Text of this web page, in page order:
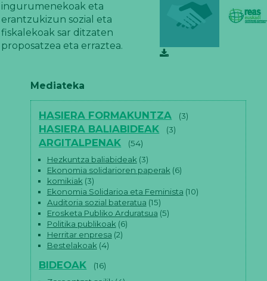
ingurumenekoak eta
erantzukizun sozial eta
fiskalekoak sar ditzaten
proposatzea eta erraztea.
Mediateka
HASIERA FORMAKUNTZA (3)
HASIERA BALIABIDEAK (3)
ARGITALPENAK
(54)
Hezkuntza baliabideak (3)
Ekonomia solidarioren paperak (6)
komikiak (3)
Ekonomia Solidarioa eta Feminista (10)
Auditoria sozial bateratua (15)
Erosketa Publiko Arduratsua (5)
Politika publikoak (6)
Herritar enpresa (2)
Bestelakoak (4)
BIDEOAK
(16)